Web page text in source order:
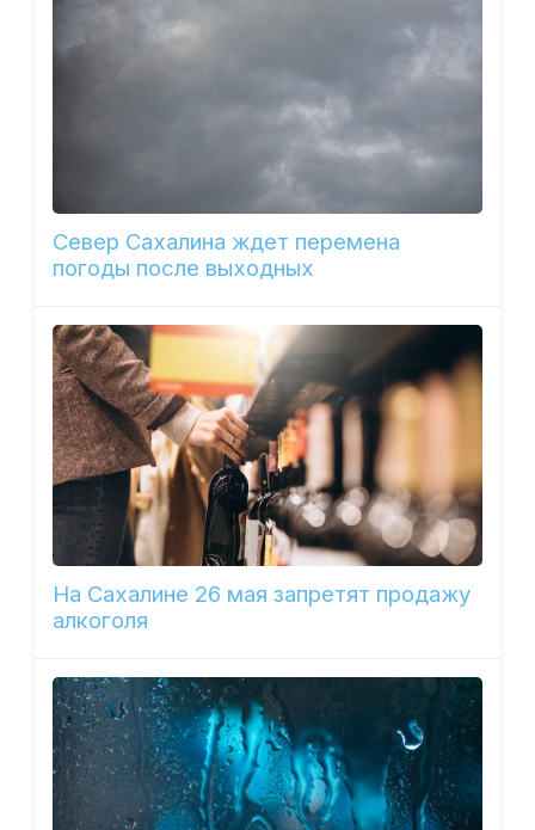
Север Сахалина ждет перемена
погоды после выходных
На Сахалине 26 мая запретят продажу
алкоголя